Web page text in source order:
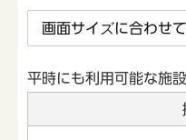
画面サイズに合わせ
平時にも利用可能な施設